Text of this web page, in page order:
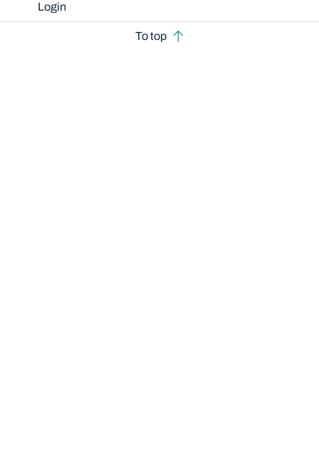
Login
To top